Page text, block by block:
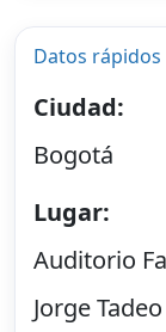
Datos rápidos
Ciudad:
Bogotá
Lugar:
Auditorio
Jorge